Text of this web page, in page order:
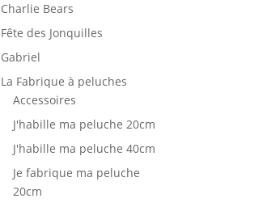
Charlie Bears
Fête des Jonquilles
Gabriel
La Fabrique à peluches
Accessoires
J'habille ma peluche 20cm
J'habille ma peluche 40cm
Je fabrique ma peluche
20cm